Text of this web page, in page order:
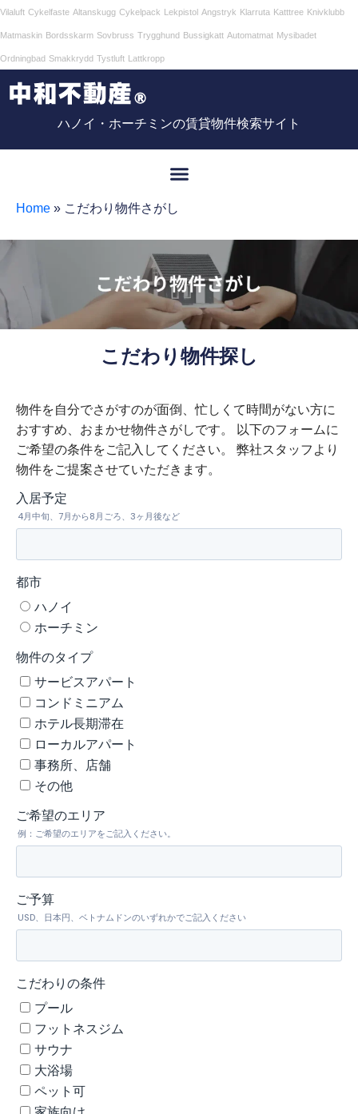
Vilaluft Cykelfaste Altanskugg Cykelpack Lekpistol Angstryk Klarruta Katttree Knivklubb
Matmaskin Bordsskarm Sovbruss Trygghund Bussigkatt Automatmat Mysibadet
Ordningbad Smakkrydd Tystluft Lattkropp
ハノイ・ホーチミンの賃貸物件検索サイト
Home » こだわり物件さがし
こだわり物件探し